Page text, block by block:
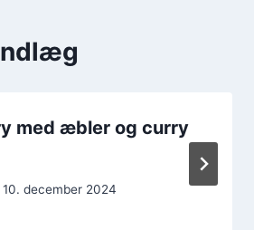
med æbler og curry
10. december 2024